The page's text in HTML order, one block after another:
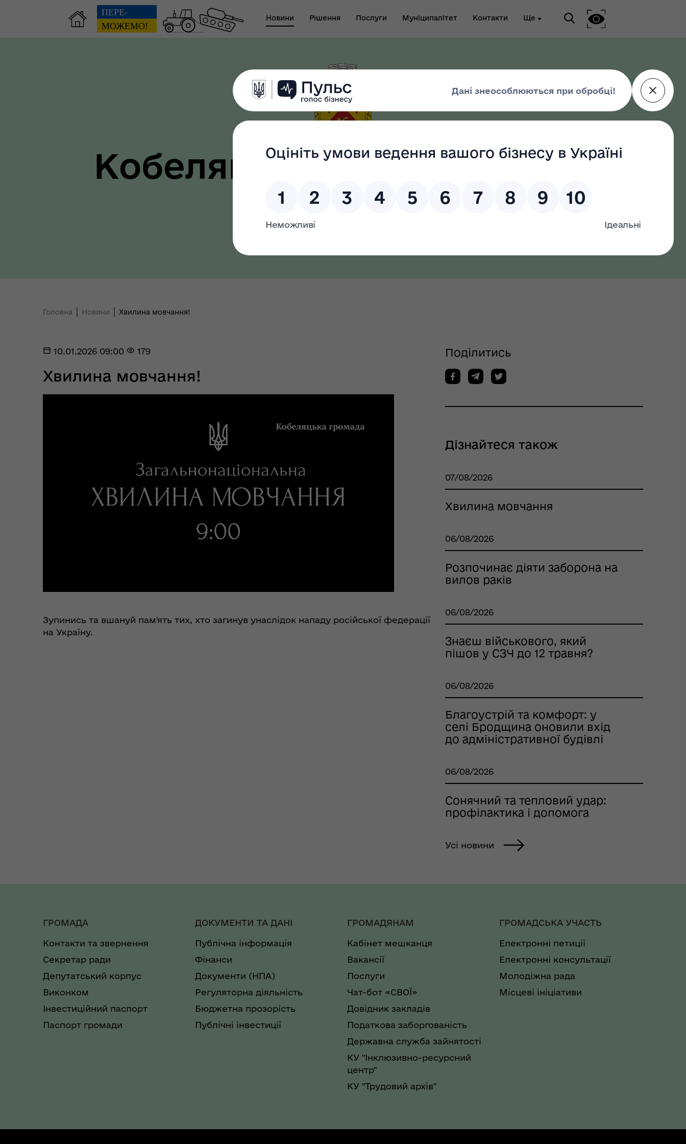
Новини Рішення Послуги Муніципалітет Контакти Ще
Регіональне представництво
Уповноваженого Верховної
Звіт виконуючого
повноваження міського
голови-секретаря міської
Ти як? Всеукраїнська
Центр життєстійкості
Кобеляцької громади
Безоплатна правнича
Кобеляцька територіальна
громада
Головна Новини Хвилина мовчання!
10.01.2026 09:00 179
Хвилина мовчання!
Зупинись та вшануй пам'ять тих, хто загинув унаслідок нападу російської федерації
на Україну.
Поділитись
Дізнайтеся також
07/08/2026
Хвилина мовчання
06/08/2026
Розпочинає діяти заборона на
вилов раків
06/08/2026
Знаєш військового, який
пішов у СЗЧ до 12 травня?
06/08/2026
Благоустрій та комфорт: у
селі Бродщина оновили вхід
до адміністративної будівлі
06/08/2026
Сонячний та тепловий удар:
профілактика і допомога
Усі новини
ГРОМАДА
Контакти та звернення
Секретар ради
Депутатський корпус
Виконком
Інвестиційний паспорт
Паспорт громади
ДОКУМЕНТИ ТА ДАНІ
Публічна інформація
Фінанси
Документи (НПА)
Регуляторна діяльність
Бюджетна прозорість
Публічні інвестиції
ГРОМАДЯНАМ
Кабінет мешканця
Вакансії
Послуги
Чат-бот «СВОЇ»
Довідник закладів
Податкова заборгованість
Державна служба зайнятості
КУ "Інклюзивно-ресурсний
центр"
КУ "Трудовий архів"
ГРОМАДСЬКА УЧАСТЬ
Електронні петиції
Електронні консультації
Молодіжна рада
Місцеві ініціативи